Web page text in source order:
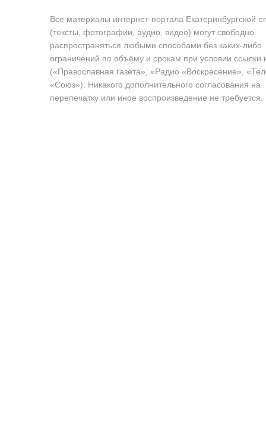
Все материалы интернет-портала Екатеринбургской
(тексты, фотографии, аудио, видео) могут свободно
распространяться любыми способами без каких-либо
ограничений по объёму и срокам при условии ссылки
(«Православная газета», «Радио «Воскресение»,
«Союз»). Никакого дополнительного согласования на
перепечатку или иное воспроизведение не требуется.